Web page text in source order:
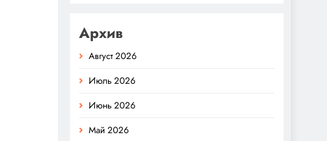
Архив
Август 2026
Июль 2026
Июнь 2026
Май 2026